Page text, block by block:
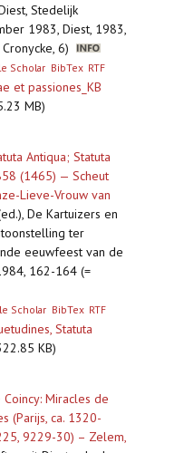
Stedelijk
1983, Diest, 1983,
6)
Scholar BibTex RTF
et passiones_KB
MB)
Antiqua; Statuta
(1465) — Scheut
Lieve-Vrouw van
De Kartuizers en
ter
eeuwfeest van de
162-164 (=
Scholar BibTex RTF
Statuta
KB)
Miracles de
(Parijs, ca. 1320-
9229-30) – Zelem,